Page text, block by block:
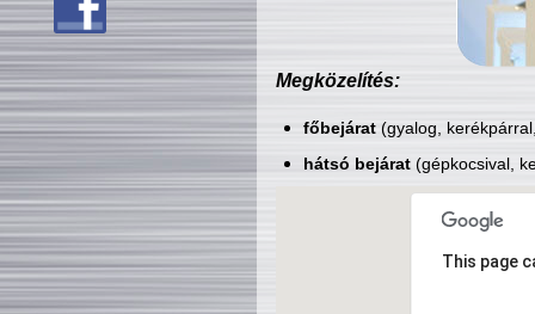
Megközelítés:
főbejárat(gyalog,
hátsó bejárat(gépkocsival,
This page